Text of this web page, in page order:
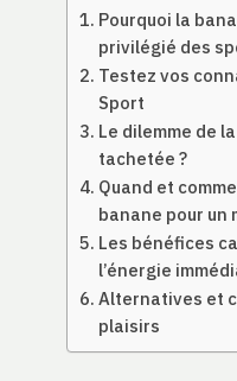
Pourquoi la
privilégié des
Testez vos
Sport
Le dilemme de
tachetée ?
Quand et
banane pour un
Les bénéfices
l’énergie
Alternatives et
plaisirs